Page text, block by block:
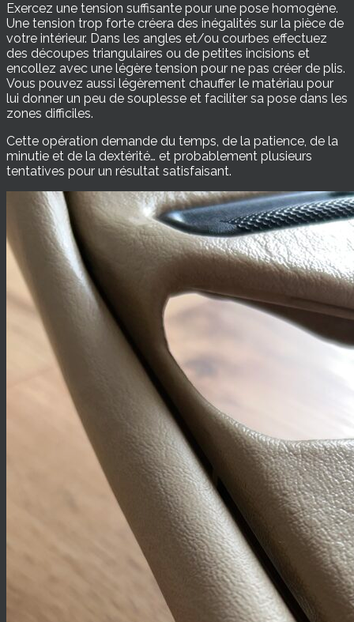
Exercez une tension suffisante pour une pose homogène.
Une tension trop forte créera des inégalités sur la pièce de
votre intérieur. Dans les angles et/ou courbes effectuez
des découpes triangulaires ou de petites incisions et
encollez avec une légère tension pour ne pas créer de plis.
Vous pouvez aussi légèrement chauffer le matériau pour
lui donner un peu de souplesse et faciliter sa pose dans les
zones difficiles.
Cette opération demande du temps, de la patience, de la
minutie et de la dextérité… et probablement plusieurs
tentatives pour un résultat satisfaisant.